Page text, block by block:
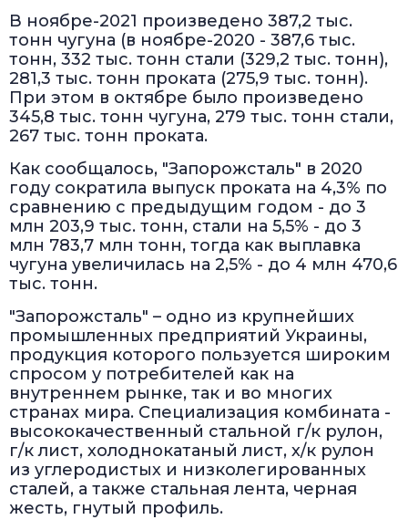
В ноябре-2021 произведено 387,2 тыс.
тонн чугуна (в ноябре-2020 - 387,6 тыс.
тонн, 332 тыс. тонн стали (329,2 тыс. тонн),
281,3 тыс. тонн проката (275,9 тыс. тонн).
При этом в октябре было произведено
345,8 тыс. тонн чугуна, 279 тыс. тонн стали,
267 тыс. тонн проката.
Как сообщалось, "Запорожсталь" в 2020
году сократила выпуск проката на 4,3% по
сравнению с предыдущим годом - до 3
млн 203,9 тыс. тонн, стали на 5,5% - до 3
млн 783,7 млн тонн, тогда как выплавка
чугуна увеличилась на 2,5% - до 4 млн 470,6
тыс. тонн.
"Запорожсталь" – одно из крупнейших
промышленных предприятий Украины,
продукция которого пользуется широким
спросом у потребителей как на
внутреннем рынке, так и во многих
странах мира. Специализация комбината -
высококачественный стальной г/к рулон,
г/к лист, холоднокатаный лист, х/к рулон
из углеродистых и низколегированных
сталей, а также стальная лента, черная
жесть, гнутый профиль.